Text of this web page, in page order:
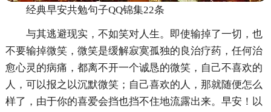
经典早安共勉句子QQ锦集22条
与其逃避现实，不如笑对人生。即使输掉了一切，也
不要输掉微笑，微笑是缓解寂寞孤独的良治疗药，任何治
愈心灵的病痛，都离不开一个诚恳的微笑，自己不喜欢的
人，可以报之以沉默微笑；自己喜欢的人，那就随便怎么
样了，由于你的喜爱会挡也挡不住地流露出来。早安！以